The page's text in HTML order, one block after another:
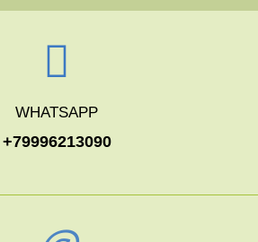
WHATSAPP
+79996213090